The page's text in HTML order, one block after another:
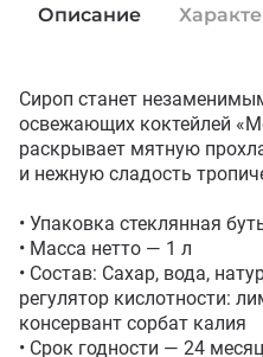
Описание
Сироп станет
освежающих коктейлей
раскрывает мятную
и нежную сладость
• Упаковка стеклянная
• Масса нетто — 1 л
• Состав: Сахар, вода,
регулятор кислотности:
консервант сорбат калия
• Срок годности — 24